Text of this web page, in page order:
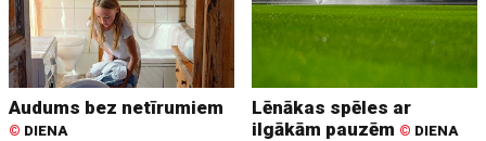
Audums bez netīrumiem
© DIENA
Lēnākas spēles ar
ilgākām pauzēm © DIENA